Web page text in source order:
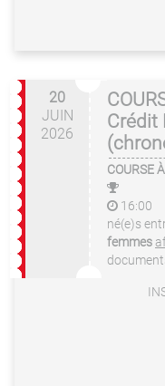
20
JUIN
2026
Crédit
COURSE
16:00
né(e)s
femmes